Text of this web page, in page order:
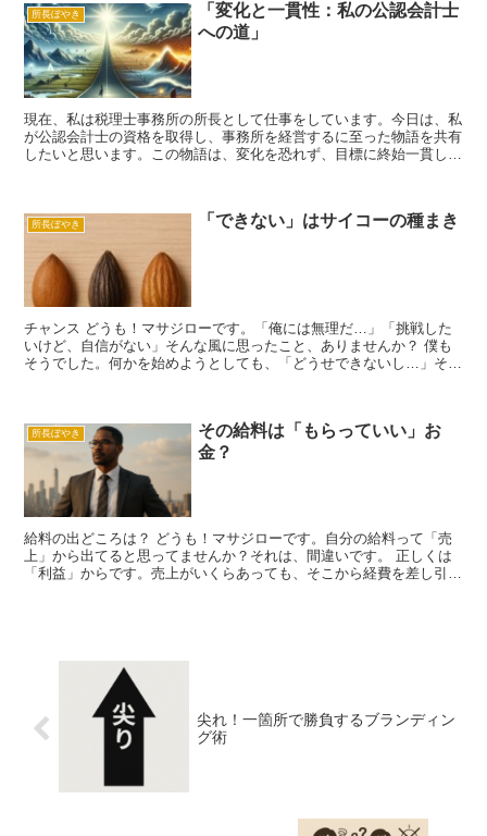
所長ぼやき
「変化と一貫性：私の公認会計士
への道」
現在、私は税理士事務所の所長として仕事をしています。今日は、私
が公認会計士の資格を取得し、事務所を経営するに至った物語を共有
したいと思います。この物語は、変化を恐れず、目標に終始一貫して
所長ぼやき 「できない」はサイコーの種まき
チャンス どうも！マサジローです。「俺には無理だ…」「挑戦した
いけど、自信がない」そんな風に思ったこと、ありませんか？ 僕も
そうでした。何かを始めようとしても、「どうせできないし…」そう
所長ぼやき
その給料は「もらっていい」お
金？
給料の出どころは？ どうも！マサジローです。自分の給料って「売
上」から出てると思ってませんか？それは、間違いです。 正しくは
「利益」からです。売上がいくらあっても、そこから経費を差し引い
尖れ！一箇所で勝負するブランディン
グ術